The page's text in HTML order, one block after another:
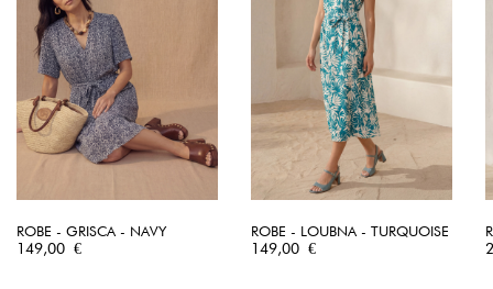
ROBE - GRISCA - NAVY
Prix
149,00 €
ROBE - LOUBNA - TURQUOISE
Prix
149,00 €